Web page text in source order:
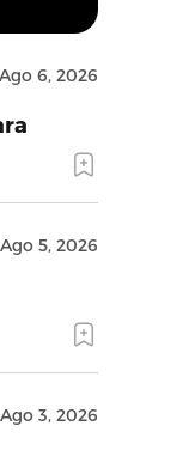
Ago 6, 2026
Ago 5, 2026
Ago 3, 2026